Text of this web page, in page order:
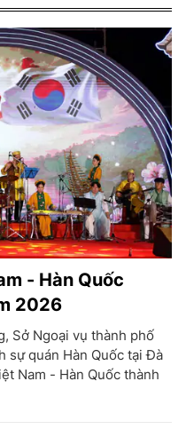
- Hàn Quốc
2026
Sở Ngoại vụ thành phố
sự quán Hàn Quốc tại Đà
Nam - Hàn Quốc thành